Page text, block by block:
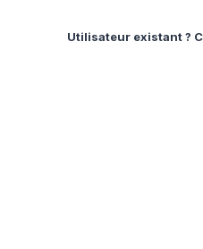
Utilisateur existant ?